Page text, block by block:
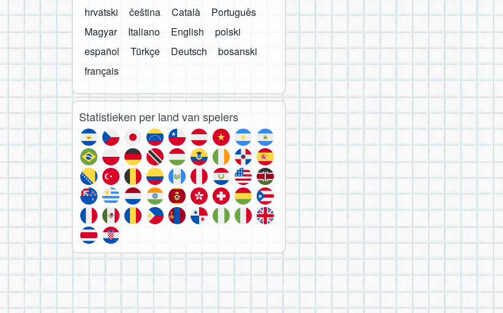
hrvatski čeština Català
Português
Magyar
Italiano English
polski
español
Türkçe Deutsch
bosanski
français
Statistieken per land van spelers